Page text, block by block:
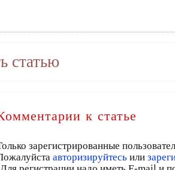
статью
к статье
зарегистрированные
авторизируйтесь или